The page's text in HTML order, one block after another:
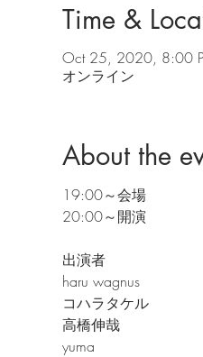
Time &
Oct 25, 2020, 8:00
オンライン
About the
19:00～会場
20:00～開演
出演者
haru wagnus
コハラタケル
高橋伸哉
yuma